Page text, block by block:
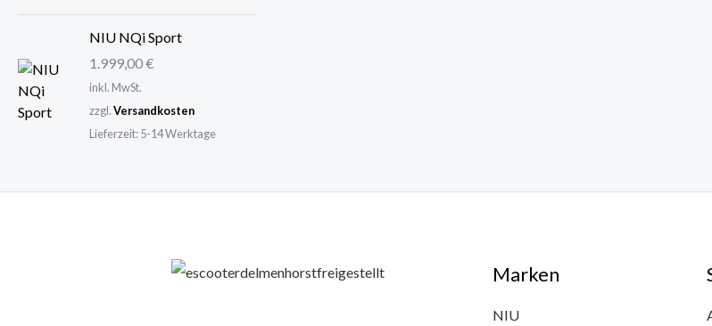
6
0
0
NIU NQi Sport
1.999,00€
inkl. MwSt.
zzgl.Versandkosten
Lieferzeit:5-14 Werktage
Marken
NIU